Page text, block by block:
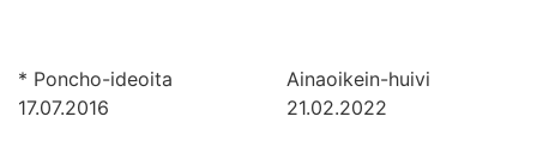
* Poncho-ideoita
17.07.2016
Ainaoikein-huivi
21.02.2022